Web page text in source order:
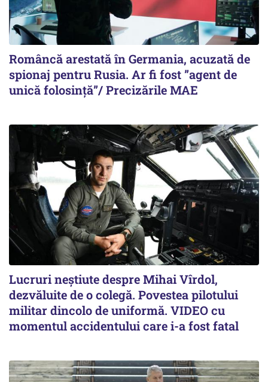
Româncă arestată în Germania, acuzată de
spionaj pentru Rusia. Ar fi fost ”agent de
unică folosință”/ Precizările MAE
Lucruri neștiute despre Mihai Vîrdol,
dezvăluite de o colegă. Povestea pilotului
militar dincolo de uniformă. VIDEO cu
momentul accidentului care i-a fost fatal